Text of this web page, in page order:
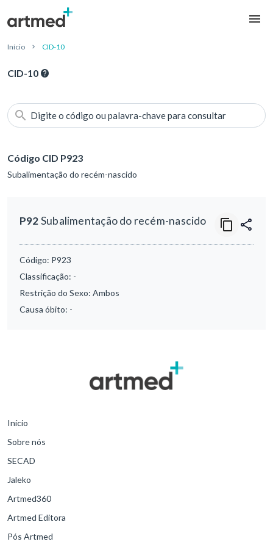
Início CID-10
CID-10
Digite o código ou palavra-chave para consultar
Código CID P923
Subalimentação do recém-nascido
P92Subalimentação do recém-nascido
Código: P923
Classificação: -
Restrição do Sexo: Ambos
Causa óbito: -
Início
Sobre nós
SECAD
Jaleko
Artmed360
Artmed Editora
Pós Artmed